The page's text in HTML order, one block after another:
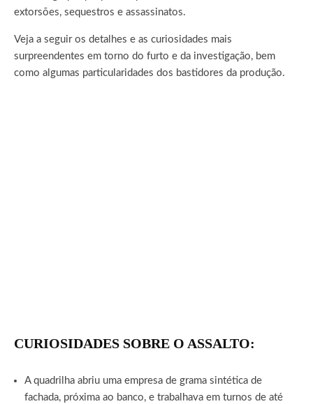
extorsões, sequestros e assassinatos.
Veja a seguir os detalhes e as curiosidades mais
surpreendentes em torno do furto e da investigação, bem
como algumas particularidades dos bastidores da produção.
CURIOSIDADES SOBRE O ASSALTO:
A quadrilha abriu uma empresa de grama sintética de
fachada, próxima ao banco, e trabalhava em turnos de até